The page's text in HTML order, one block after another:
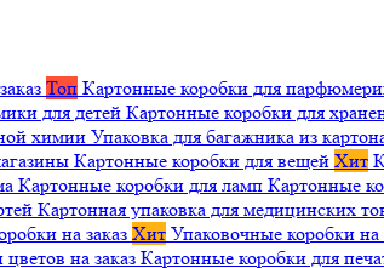
Топ Картонные коробки для
для детей Картонные коробки для
химии Упаковка для багажника из
Картонные коробки для вещей Хит
Картонные коробки для ламп Картонные
Картонная упаковка для медицинских
на заказ Хит Упаковочные коробки на
на заказ Картонные коробки для